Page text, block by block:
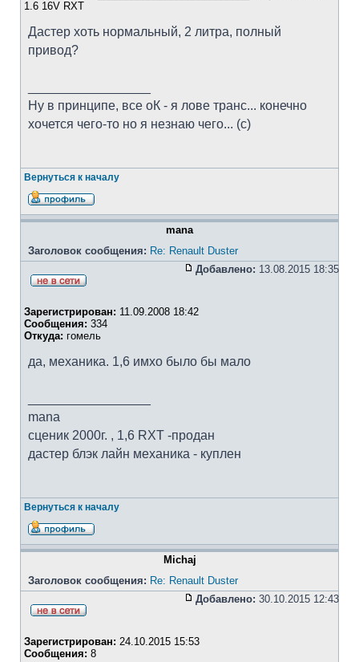
1.6 16V RXT
Дастер хоть нормальный, 2 литра, полный
привод?
Ну в принципе, все оК - я лове транс... конечно
хочется чего-то но я незнаю чего... (с)
Вернуться к началу
mana
Заголовок сообщения: Re: Renault Duster
Добавлено: 13.08.2015 18:35
Зарегистрирован: 11.09.2008 18:42
Сообщения: 334
Откуда: гомель
да, механика. 1,6 имхо было бы мало
mana
cценик 2000г. , 1,6 RXT -продан
дастер блэк лайн механика - куплен
Вернуться к началу
Michaj
Заголовок сообщения: Re: Renault Duster
Добавлено: 30.10.2015 12:43
Зарегистрирован: 24.10.2015 15:53
Сообщения: 8